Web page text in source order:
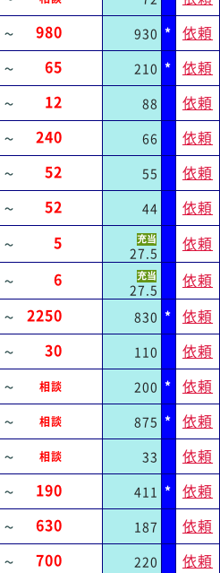
～ 980 930 * 依頼
～ 65 210 * 依頼
～ 12 88 依頼
～ 240 66 依頼
～ 52 55 依頼
～ 52 44 依頼
～ 5 27.5 依頼
～ 6 27.5 依頼
～ 2250 830 * 依頼
～ 30 110 依頼
～ 相談 200 * 依頼
～ 相談 875 * 依頼
～ 相談 33 依頼
～ 190 411 * 依頼
～ 630 187 依頼
～ 700 220 依頼